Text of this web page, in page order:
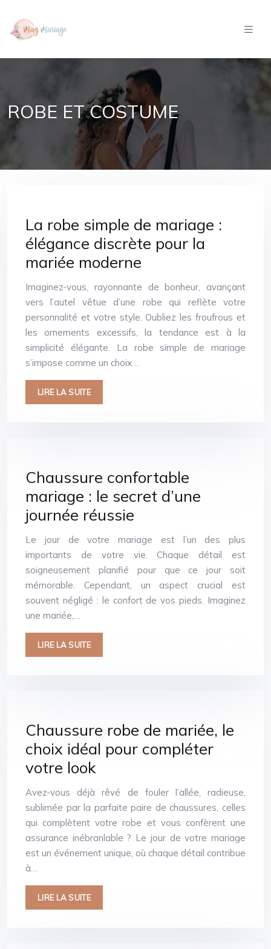
ROBE ET COSTUME
La robe simple de mariage :
élégance discrète pour la
mariée moderne
Imaginez-vous, rayonnante de bonheur, avançant
vers l’autel vêtue d’une robe qui reflète votre
personnalité et votre style. Oubliez les froufrous et
les ornements excessifs, la tendance est à la
simplicité élégante. La robe simple de mariage
s’impose comme un choix…
LIRE LA SUITE
Chaussure confortable
mariage : le secret d’une
journée réussie
Le jour de votre mariage est l’un des plus
importants de votre vie. Chaque détail est
soigneusement planifié pour que ce jour soit
mémorable. Cependant, un aspect crucial est
souvent négligé : le confort de vos pieds. Imaginez
une mariée,…
LIRE LA SUITE
Chaussure robe de mariée, le
choix idéal pour compléter
votre look
Avez-vous déjà rêvé de fouler l’allée, radieuse,
sublimée par la parfaite paire de chaussures, celles
qui complètent votre robe et vous confèrent une
assurance inébranlable ? Le jour de votre mariage
est un événement unique, où chaque détail contribue
à…
LIRE LA SUITE